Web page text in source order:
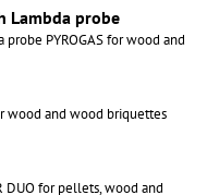
Lambda probe
PYROGAS for wood and
wood and wood briquettes
DUO for pellets, wood and